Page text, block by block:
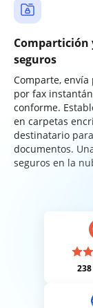
Compartición
seguros
Comparte,
por fax
conforme.
en carpetas
destinatario
documentos.
seguros en la